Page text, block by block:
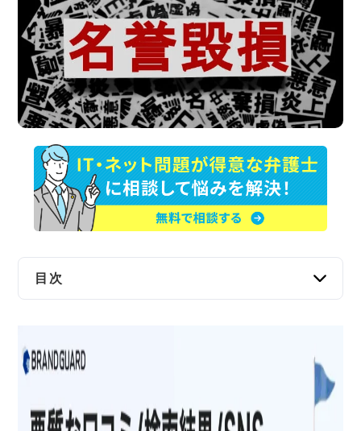
交通事故
遺産相続
労働問題
債権回収
IT・ネット
企業法務
目次
事実を摘示
名誉毀損罪と認められないケース